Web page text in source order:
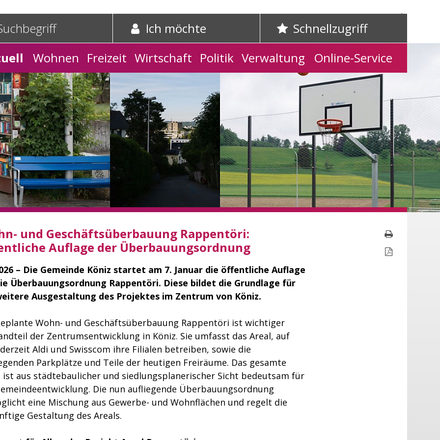
Home Kontakt
und Schnelleinstieg
starten Ich möchte Schnellzugriff
Wohnen Freizeit Wirtschaft Politik Verwaltung Online-Service
und Geschäftsüberbauung Rappentöri:
Auflage der Überbauungsordnung
– Die Gemeinde Köniz startet am 7. Januar die öffentliche Auflage
Überbauungsordnung Rappentöri. Diese bildet die Grundlage für
Ausgestaltung des Projektes im Zentrum von Köniz.
Wohn- und Geschäftsüberbauung Rappentöri ist wichtiger
der Zentrumsentwicklung in Köniz. Sie umfasst das Areal, auf
Aldi und Swisscom ihre Filialen betreiben, sowie die
Parkplätze und Teile der heutigen Freiräume. Das gesamte
ist aus städtebaulicher und siedlungsplanerischer Sicht bedeutsam für
Die nun aufliegende Überbauungsordnung
eine Mischung aus Gewerbe- und Wohnflächen und regelt die
Gestaltung des Areals.